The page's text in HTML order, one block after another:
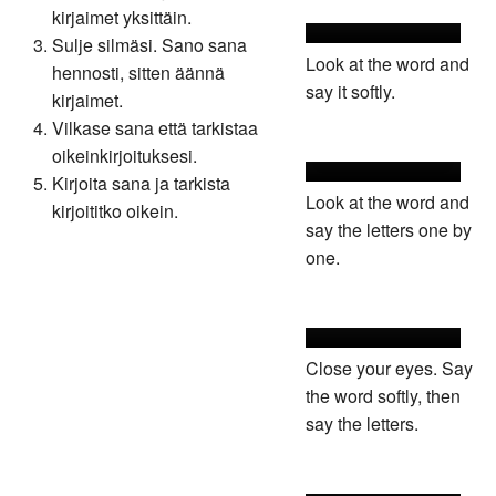
kirjaimet yksittäin.
Sulje silmäsi. Sano sana
hennosti, sitten äännä
kirjaimet.
Vilkase sana että tarkistaa
oikeinkirjoituksesi.
Kirjoita sana ja tarkista
kirjoititko oikein.
Look at the word and
say it softly.
Look at the word and
say the letters one by
one.
Close your eyes. Say
the word softly, then
say the letters.